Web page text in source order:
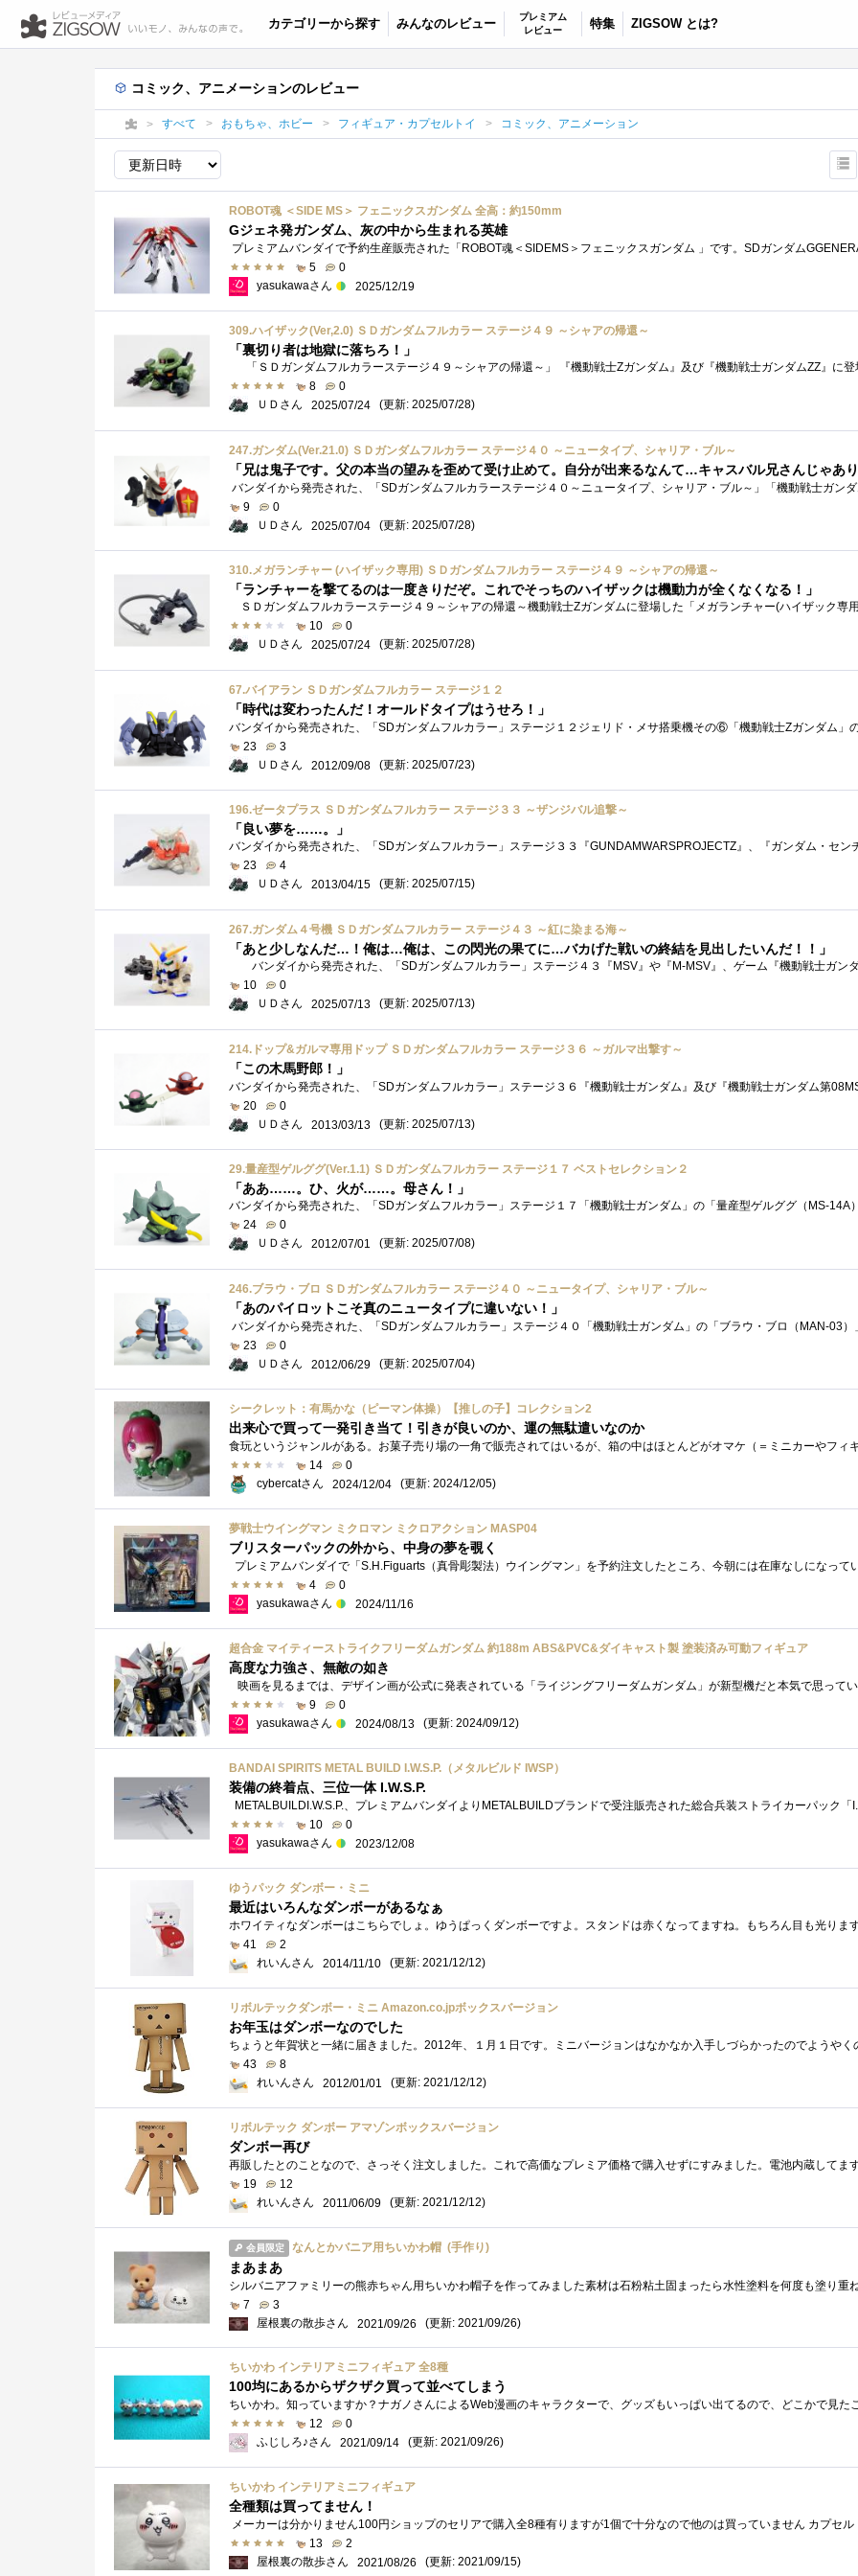
カテゴリーから探す みんなのレビュー
プレミアム
レビュー
特集 ZIGSOW とは?
コミック、アニメーションのレビュー
すべて おもちゃ、ホビー フィギュア・カプセルトイ コミック、アニメーション
ROBOT魂 ＜SIDE MS＞ フェニックスガンダム 全高：約150mm
Gジェネ発ガンダム、灰の中から生まれる英雄
5
0
yasukawaさん
2025/12/19
309.ハイザック(Ver,2.0) ＳＤガンダムフルカラー ステージ４９ ～シャアの帰還～
「裏切り者は地獄に落ちろ！」
8
0
ＵＤさん
2025/07/24 (更新: 2025/07/28)
247.ガンダム(Ver.21.0) ＳＤガンダムフルカラー ステージ４０ ～ニュータイプ、シャリア・ブル～
9
0
ＵＤさん
2025/07/04 (更新: 2025/07/28)
310.メガランチャー (ハイザック専用) ＳＤガンダムフルカラー ステージ４９ ～シャアの帰還～
「ランチャーを撃てるのは一度きりだぞ。これでそっちのハイザックは機動力が全くなくなる！」
10
0
ＵＤさん
2025/07/24 (更新: 2025/07/28)
67.バイアラン ＳＤガンダムフルカラー ステージ１２
「時代は変わったんだ！オールドタイプはうせろ！」
23
3
ＵＤさん
2012/09/08 (更新: 2025/07/23)
196.ゼータプラス ＳＤガンダムフルカラー ステージ３３ ～ザンジバル追撃～
「良い夢を……。」
23
4
ＵＤさん
2013/04/15 (更新: 2025/07/15)
267.ガンダム４号機 ＳＤガンダムフルカラー ステージ４３ ～紅に染まる海～
「あと少しなんだ…！俺は…俺は、この閃光の果てに…バカげた戦いの終結を見出したいんだ！！」
10
0
ＵＤさん
2025/07/13 (更新: 2025/07/13)
214.ドップ&ガルマ専用ドップ ＳＤガンダムフルカラー ステージ３６ ～ガルマ出撃す～
「この木馬野郎！」
20
0
ＵＤさん
2013/03/13 (更新: 2025/07/13)
29.量産型ゲルググ(Ver.1.1) ＳＤガンダムフルカラー ステージ１７ ベストセレクション２
「ああ……。ひ、火が……。母さん！」
24
0
ＵＤさん
2012/07/01 (更新: 2025/07/08)
246.ブラウ・ブロ ＳＤガンダムフルカラー ステージ４０ ～ニュータイプ、シャリア・ブル～
「あのパイロットこそ真のニュータイプに違いない！」
23
0
ＵＤさん
2012/06/29 (更新: 2025/07/04)
シークレット：有馬かな（ピーマン体操）【推しの子】コレクション2
出来心で買って一発引き当て！引きが良いのか、運の無駄遣いなのか
14
0
cybercatさん
2024/12/04 (更新: 2024/12/05)
夢戦士ウイングマン ミクロマン ミクロアクション MASP04
ブリスターパックの外から、中身の夢を覗く
4
0
yasukawaさん
2024/11/16
超合金 マイティーストライクフリーダムガンダム 約188m ABS&PVC&ダイキャスト製 塗装済み可動フィギュア
高度な力強さ、無敵の如き
9
0
yasukawaさん
2024/08/13 (更新: 2024/09/12)
BANDAI SPIRITS METAL BUILD I.W.S.P.（メタルビルド IWSP）
装備の終着点、三位一体 I.W.S.P.
10
0
yasukawaさん
2023/12/08
ゆうパック ダンボー・ミニ
最近はいろんなダンボーがあるなぁ
41
2
れいんさん
2014/11/10 (更新: 2021/12/12)
リボルテックダンボー・ミニ Amazon.co.jpボックスバージョン
お年玉はダンボーなのでした
43
8
れいんさん
2012/01/01 (更新: 2021/12/12)
リボルテック ダンボー アマゾンボックスバージョン
ダンボー再び
19
12
れいんさん
2011/06/09 (更新: 2021/12/12)
会員限定 なんとかバニア用ちいかわ帽 (手作り)
まあまあ
7
3
屋根裏の散歩さん
2021/09/26 (更新: 2021/09/26)
ちいかわ インテリアミニフィギュア 全8種
100均にあるからザクザク買って並べてしまう
12
0
ふじしろ♪さん
2021/09/14 (更新: 2021/09/26)
ちいかわ インテリアミニフィギュア
全種類は買ってません！
13
2
屋根裏の散歩さん
2021/08/26 (更新: 2021/09/15)